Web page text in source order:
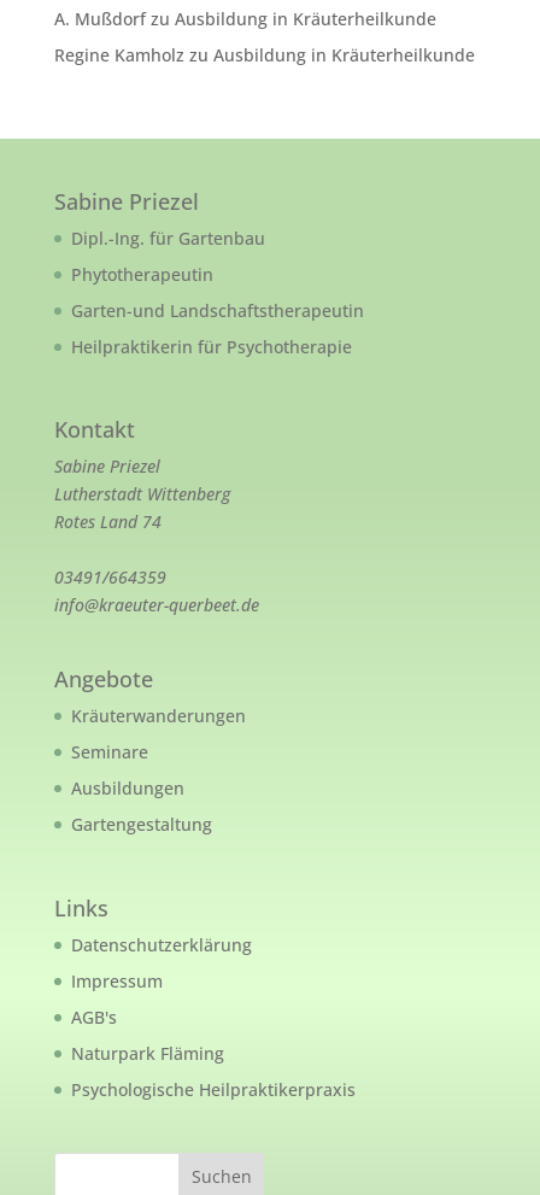
A. Mußdorfzu Ausbildung in Kräuterheilkunde
Regine Kamholz zu Ausbildung in Kräuterheilkunde
Sabine Priezel
Dipl.-Ing. für Gartenbau
Phytotherapeutin
Garten-und Landschaftstherapeutin
Heilpraktikerin für Psychotherapie
Kontakt
Sabine Priezel
Lutherstadt Wittenberg
Rotes Land 74
03491/664359
info@kraeuter-querbeet.de
Angebote
Kräuterwanderungen
Seminare
Ausbildungen
Gartengestaltung
Links
Datenschutzerklärung
Impressum
AGB's
Naturpark Fläming
Psychologische Heilpraktikerpraxis